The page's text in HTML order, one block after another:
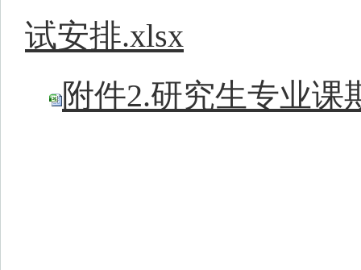
试安排.xlsx
附件2.研究生专业课